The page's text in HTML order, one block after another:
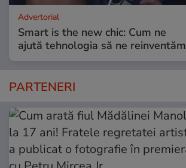
Advertorial
Smart is the new chic: Cum ne
ajută tehnologia să ne reinventăm
PARTENERI